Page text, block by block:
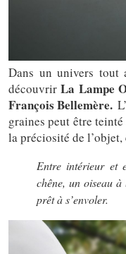
Dans un univers tout
découvrir La Lampe
François Bellemère.
graines peut être
la préciosité de
Entre intérieur et
chêne, un oiseau à
prêt à s’envoler.